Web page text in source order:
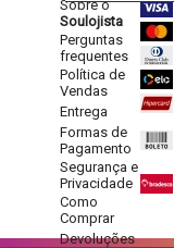
Sobre o
Soulojista
Perguntas
frequentes
Política de
Vendas
Entrega
Formas de
Pagamento
Segurança e
Privacidade
Como
Comprar
Devoluções